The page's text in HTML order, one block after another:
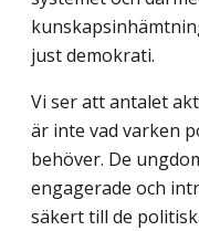
just demokrati.
Vi ser att antalet
är inte vad varken
behöver. De
engagerade och
säkert till de